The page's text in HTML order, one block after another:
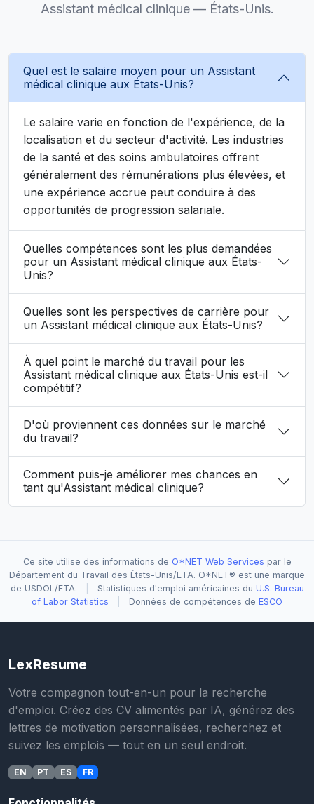
Assistant médical clinique — États-Unis.
Quel est le salaire moyen pour un Assistant
médical clinique aux États-Unis?
Le salaire varie en fonction de l'expérience, de la
localisation et du secteur d'activité. Les industries
de la santé et des soins ambulatoires offrent
généralement des rémunérations plus élevées, et
une expérience accrue peut conduire à des
opportunités de progression salariale.
Quelles compétences sont les plus demandées
pour un Assistant médical clinique aux États-
Unis?
Quelles sont les perspectives de carrière pour
un Assistant médical clinique aux États-Unis?
À quel point le marché du travail pour les
Assistant médical clinique aux États-Unis est-il
compétitif?
D'où proviennent ces données sur le marché
du travail?
Comment puis-je améliorer mes chances en
tant qu'Assistant médical clinique?
Ce site utilise des informations de O*NET Web Services par le
Département du Travail des États-Unis/ETA. O*NET® est une marque
de USDOL/ETA.
Statistiques d'emploi américaines du U.S. Bureau
of Labor Statistics
Données de compétences de ESCO
LexResume
Votre compagnon tout-en-un pour la recherche
d'emploi. Créez des CV alimentés par IA, générez des
lettres de motivation personnalisées, recherchez et
suivez les emplois — tout en un seul endroit.
EN PT ES FR